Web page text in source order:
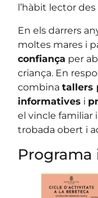
l’hàbit lector
En els darrers
moltes mares i
confiança per
criança. En
combina tallers
informatives i
el vincle familiar
trobada obert i
Programa